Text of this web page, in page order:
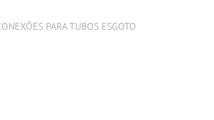
PARA TUBOS ESGOTO